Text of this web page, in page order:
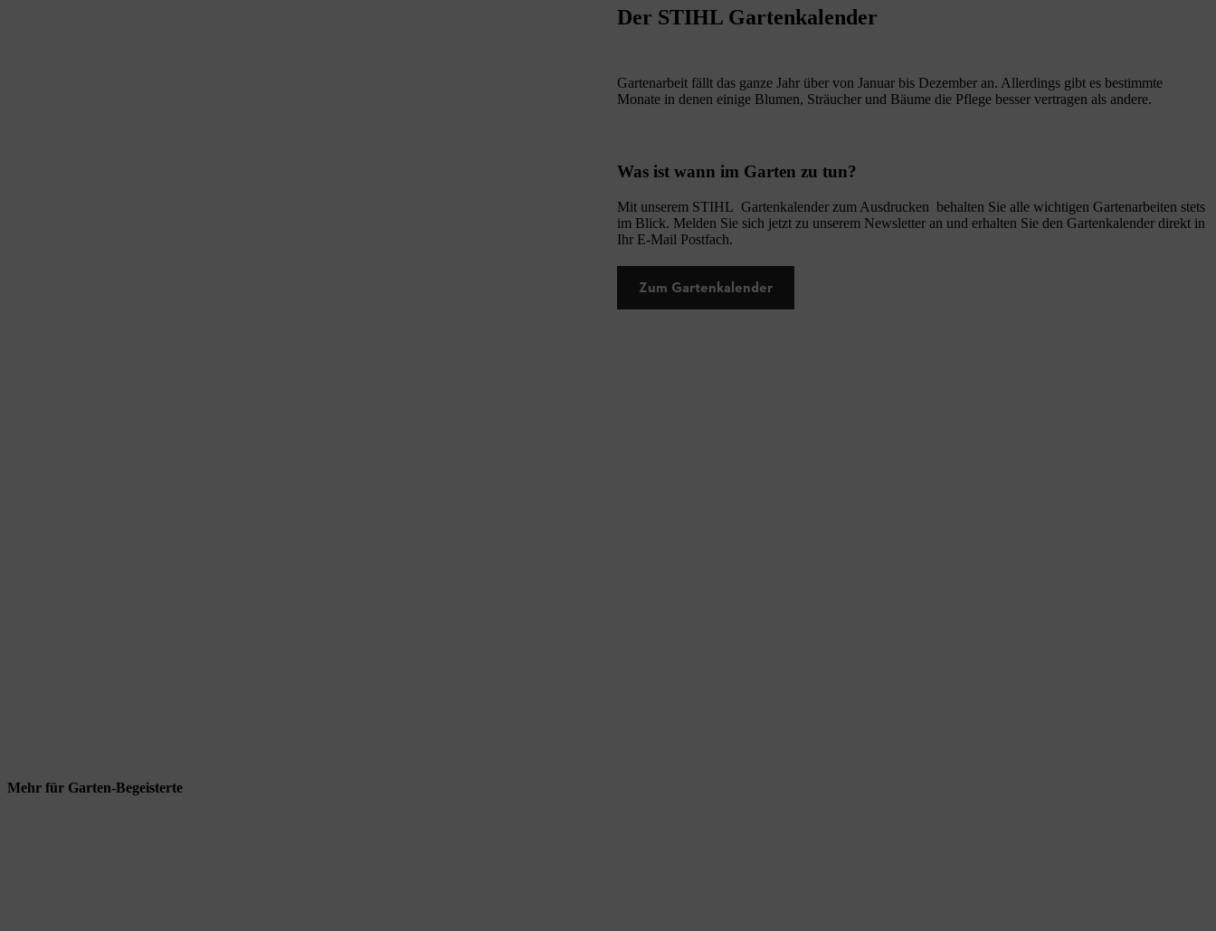
Der STIHL Gartenkalender
Gartenarbeit fällt das ganze Jahr über von Januar bis Dezember an. Allerdings gibt es bestimmte
Monate in denen einige Blumen, Sträucher und Bäume die Pflege besser vertragen als andere.
Was ist wann im Garten zu tun?
Mit unserem STIHL Gartenkalender zum Ausdrucken behalten Sie alle wichtigen Gartenarbeiten stets
im Blick. Melden Sie sich jetzt zu unserem Newsletter an und erhalten Sie den Gartenkalender direkt in
Ihr E-Mail Postfach.
Zum Gartenkalender
Mehr für Garten-Begeisterte